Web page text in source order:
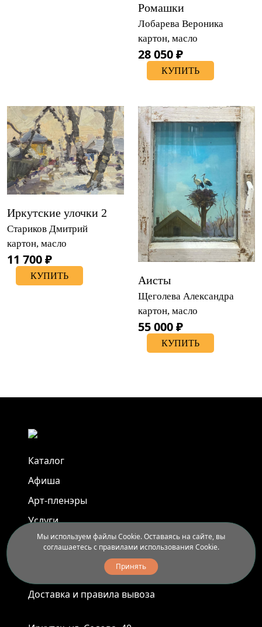
Ромашки
Лобарева Вероника
картон, масло
28 050 ₽
КУПИТЬ
Иркутские улочки 2
Стариков Дмитрий
картон, масло
11 700 ₽
КУПИТЬ Аисты
Щеголева Александра
картон, масло
55 000 ₽
КУПИТЬ
Каталог
Афиша
Арт-пленэры
Услуги
Доставка и правила вывоза
Мы используем файлы Cookie. Оставаясь на сайте, вы
соглашаетесь с правилами использования Cookie.
Принять